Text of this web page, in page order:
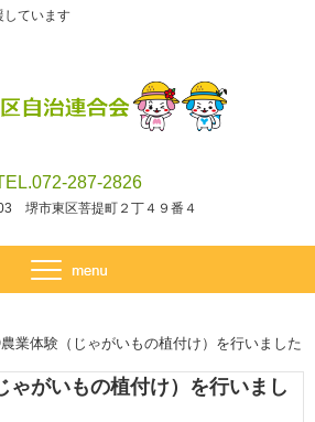
しています
287-2826
堺市東区菩提町２丁４９番４
業体験（じゃがいもの植付け）を行いました
ゃがいもの植付け）を行いまし